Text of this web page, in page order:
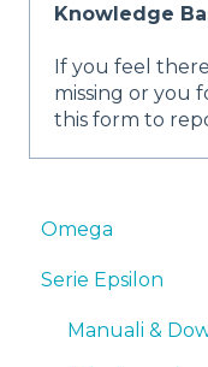
Knowledge
If you feel
missing or you
this form to
Omega
Serie Epsilon
Manuali &